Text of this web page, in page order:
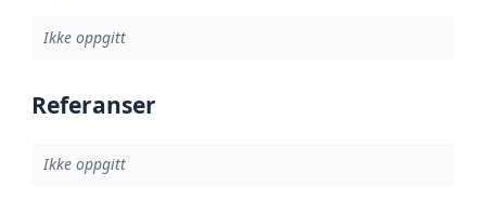
Ikke oppgitt
Referanser
Ikke oppgitt